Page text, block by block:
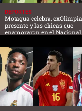
DEPORTES
Motagua celebra, exOlimpia
presente y las chicas que
enamoraron en el Nacional